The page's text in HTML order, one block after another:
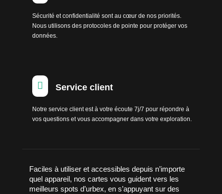
Sécurité et confidentialité sont au cœur de nos priorités.
Nous utilisons des protocoles de pointe pour protéger vos
données.
 Service client
Notre service client est à votre écoute 7j/7 pour répondre à
vos questions et vous accompagner dans votre exploration.
Faciles à utiliser et accessibles depuis n’importe
quel appareil, nos cartes vous guident vers les
meilleurs spots d’urbex, en s’appuyant sur des